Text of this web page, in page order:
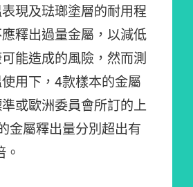
現及琺瑯塗層的耐用程
釋出過量金屬，以減低
能造成的風險，然而測
用下，4款樣本的金屬
或歐洲委員會所訂的上
金屬釋出量分別超出有